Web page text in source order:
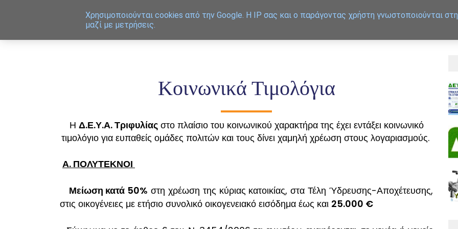
APXIKH ΕΞΥΠΗΡΕΤΗΣΗ
Κοινωνικά Τιμολόγια
Η Δ.Ε.Υ.Α. Τριφυλίαςστο πλαίσιο του κοινωνικού χαρακτήρα της έχει εντάξει κοινωνικό
τιμολόγιο για ευπαθείς ομάδες πολιτών και τους δίνει χαμηλή χρέωση στους λογαριασμούς.
Α. ΠΟΛΥΤΕΚΝΟΙ
Μείωση κατά 50% στη χρέωση της κύριας κατοικίας, στα Τέλη Ύδρευσης-Αποχέτευσης,
στις οικογένειες με ετήσιο συνολικό οικογενειακό εισόδημα έως και 25.000 €
Χρησιμοποιoύνται cookies από την Google. Η IP σας και ο παράγοντας χρήστη γνωστοποιούνται
μαζί με μετρήσεις.